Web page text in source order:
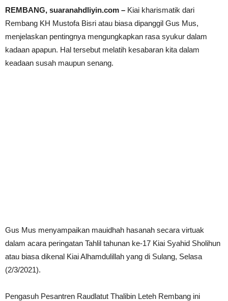
REMBANG, suaranahdliyin.com – Kiai kharismatik dari
Rembang KH Mustofa Bisri atau biasa dipanggil Gus Mus,
menjelaskan pentingnya mengungkapkan rasa syukur dalam
kadaan apapun. Hal tersebut melatih kesabaran kita dalam
keadaan susah maupun senang.
Gus Mus menyampaikan mauidhah hasanah secara virtuak
dalam acara peringatan Tahlil tahunan ke-17 Kiai Syahid Sholihun
atau biasa dikenal Kiai Alhamdulillah yang di Sulang, Selasa
(2/3/2021).
Pengasuh Pesantren Raudlatut Thalibin Leteh Rembang ini